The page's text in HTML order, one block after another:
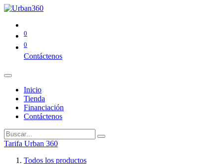
0
0
Contáctenos
Inicio
Tienda
Financiación
Contáctenos
Tarifa Urban 360
Todos los productos